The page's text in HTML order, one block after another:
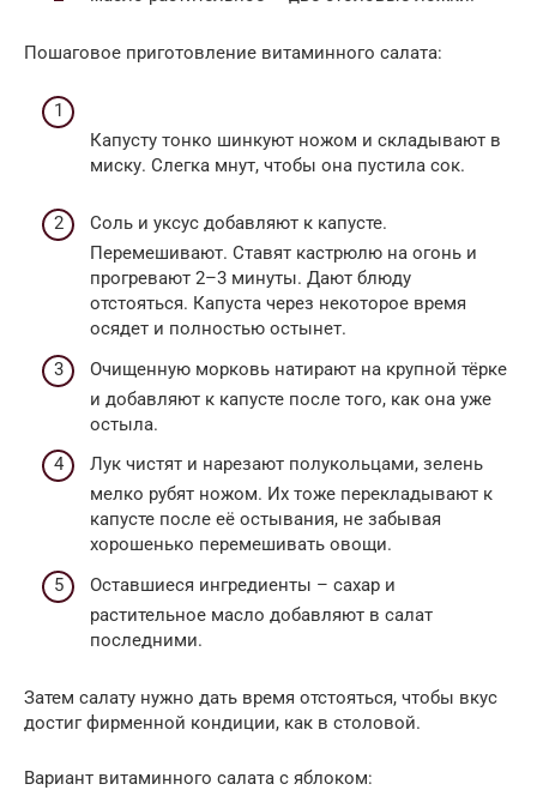
Пошаговое приготовление витаминного салата:
Капусту тонко шинкуют ножом и складывают в
миску. Слегка мнут, чтобы она пустила сок.
Соль и уксус добавляют к капусте.
Перемешивают. Ставят кастрюлю на огонь и
прогревают 2–3 минуты. Дают блюду
отстояться. Капуста через некоторое время
осядет и полностью остынет.
Очищенную морковь натирают на крупной тёрке
и добавляют к капусте после того, как она уже
остыла.
Лук чистят и нарезают полукольцами, зелень
мелко рубят ножом. Их тоже перекладывают к
капусте после её остывания, не забывая
хорошенько перемешивать овощи.
Оставшиеся ингредиенты – сахар и
растительное масло добавляют в салат
последними.
Затем салату нужно дать время отстояться, чтобы вкус
достиг фирменной кондиции, как в столовой.
Вариант витаминного салата с яблоком: